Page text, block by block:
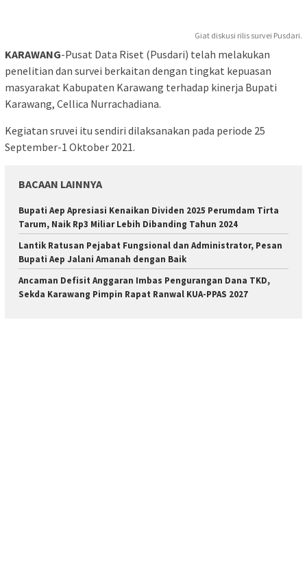
Giat diskusi rilis survei Pusdari.
KARAWANG-Pusat Data Riset (Pusdari) telah melakukan
penelitian dan survei berkaitan dengan tingkat kepuasan
masyarakat Kabupaten Karawang terhadap kinerja Bupati
Karawang, Cellica Nurrachadiana.
Kegiatan sruvei itu sendiri dilaksanakan pada periode 25
September-1 Oktober 2021.
BACAAN LAINNYA
Bupati Aep Apresiasi Kenaikan Dividen 2025 Perumdam Tirta
Tarum, Naik Rp3 Miliar Lebih Dibanding Tahun 2024
Lantik Ratusan Pejabat Fungsional dan Administrator, Pesan
Bupati Aep Jalani Amanah dengan Baik
Ancaman Defisit Anggaran Imbas Pengurangan Dana TKD,
Sekda Karawang Pimpin Rapat Ranwal KUA-PPAS 2027